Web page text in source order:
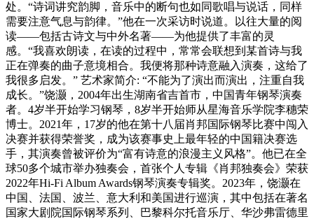
处。“诗词讲究韵脚，音乐中的断句也如同歌唱与说话，同样
需要注意气息与韵律。”他在一次采访时说道。以往大量的阅
读——包括古诗文与中外名著——为他提供了丰富的灵
感。“我喜欢朗读，在读的过程中，常常会联想到某首诗与我
正在弹奏的曲子意境相合。我便将那种诗意融入演奏，这给了
我很多启发。” 艺术家简介: “不能为了演出而演出，注重自我
成长。”饶灏，2004年出生湖南省吉首市，中国青年钢琴演奏
者。4岁半开始学习钢琴，8岁半开始师从星海音乐学院李穗荣
博士。2021年，17岁的他在第十八届肖邦国际钢琴比赛中闯入
决赛并获得荣誉奖，成为该赛事史上最年轻的中国籍决赛选
手，其演奏曾被评价为“富有诗意的浪漫主义风格”。他已在全
球50多个城市举办独奏会，首张个人专辑《肖邦独奏会》荣获
2022年Hi-Fi Album Awards钢琴演奏专辑奖。2023年，饶灏在
中国、法国、波兰、意大利和美国进行巡演，其中包括在著名
国家大剧院国际钢琴系列、巴黎科尔托音乐厅、华沙弗雷德里